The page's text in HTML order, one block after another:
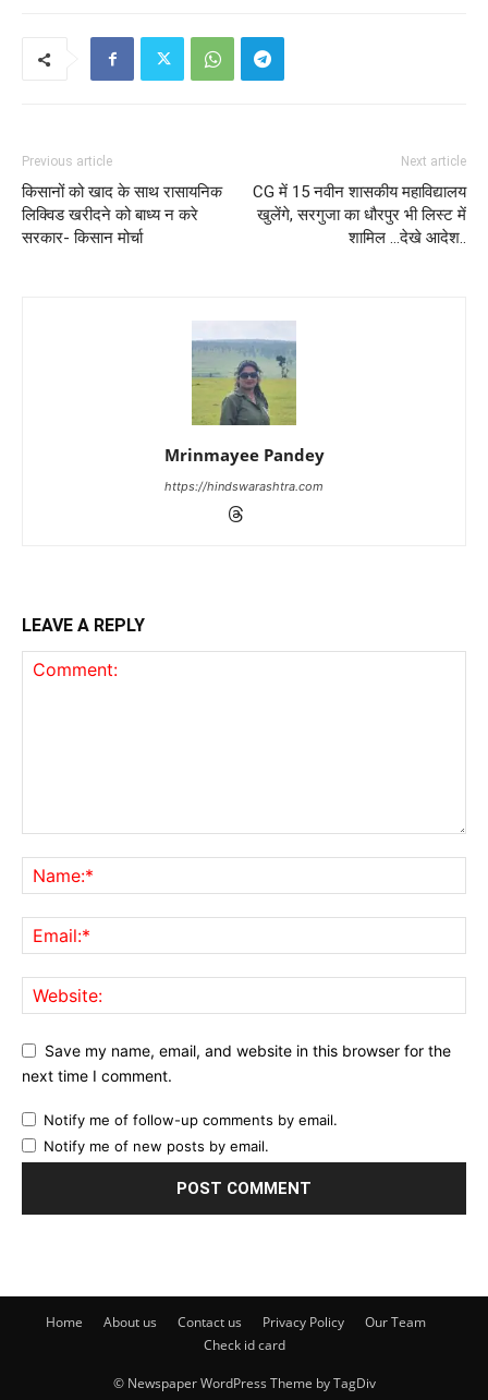
Previous article
किसानों को खाद के साथ रासायनिक
लिक्विड खरीदने को बाध्य न करे
सरकार- किसान मोर्चा
Next article
CG में 15 नवीन शासकीय महाविद्यालय
खुलेंगे, सरगुजा का धौरपुर भी लिस्ट में
शामिल …देखे आदेश..
Mrinmayee Pandey
https://hindswarashtra.com
LEAVE A REPLY
Save my name, email, and website in this browser for the
next time I comment.
Notify me of follow-up comments by email.
Notify me of new posts by email.
Home About us Contact us Privacy Policy
Our Team
Check id card
© Newspaper WordPress Theme by TagDiv